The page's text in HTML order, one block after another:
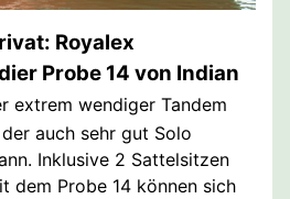
Royalex
Probe 14 von Indian
extrem wendiger Tandem
auch sehr gut Solo
Inklusive 2 Sattelsitzen
dem Probe 14 können sich